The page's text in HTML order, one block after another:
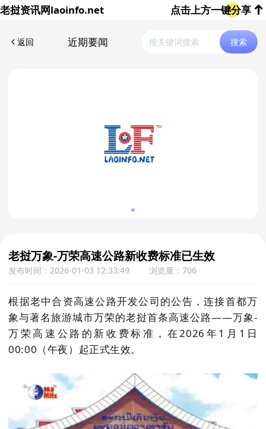
老挝资讯网laoinfo.net 点击上方一键分享
返回 近期要闻 搜索
老挝万象-万荣高速公路新收费标准已生效
发布时间：2026-01-03 12:33:49 浏览量：706
根据老中合资高速公路开发公司的公告，连接首都万
象与著名旅游城市万荣的老挝首条高速公路——万象-
万荣高速公路的新收费标准，在2026年1月1日
00:00（午夜）起正式生效。